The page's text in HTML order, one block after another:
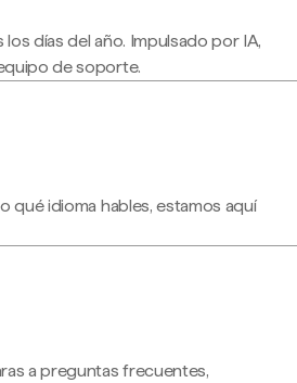
días del año. Impulsado por IA,
de soporte.
qué idioma hables, estamos aquí
a preguntas frecuentes,